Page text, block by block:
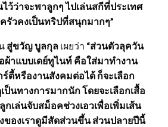
ว้ว่าจะพาลูกๆ ไปเล่นสกีที่ประเทศ
วคงเป็นทริปที่สนุกมากๆ”
สู่ขวัญ บูลกุล เผยว่า “ส่วนตัวลุควัน
ผ้าแบบเดย์ทูไนท์ คือใส่มาทำงาน
ตี้หรืองานสังคมต่อได้ ก็จะเลือก
นทางการมากนัก โดยจะเลือกเสื้อ
เล่นจับสม็อคช่วงเอวเพื่อเพิ่มเส้น
ของเราดูมีสัดส่วนขึ้น ส่วนปลายปีนี้